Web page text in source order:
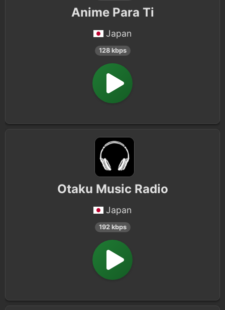
Anime Para Ti
Japan
128 kbps
Otaku Music Radio
Japan
192 kbps